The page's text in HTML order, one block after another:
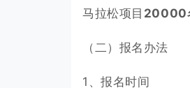
马拉松项目 20000
（二）报名办法
1、报名时间